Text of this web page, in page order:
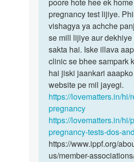
pregnancy test lijiye.
vishagya ya achche
se mill lijiye aur dekhiye
sakta hai. Iske illava
clinic se bhee sampark
hai jiski jaankari
website pe mil jayegi.
https://lovematters.in/
pregnancy
https://lovematters.in/
pregnancy-tests-dos-
https://www.ippf.org/
us/member-